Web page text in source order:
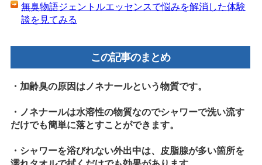
無臭物語ジェントルエッセンスで悩みを解消した体験
談を見てみる
この記事のまとめ
・加齢臭の原因はノネナールという物質です。
・ノネナールは水溶性の物質なのでシャワーで洗い流す
だけでも簡単に落とすことができます。
・シャワーを浴びれない外出中は、皮脂腺が多い箇所を